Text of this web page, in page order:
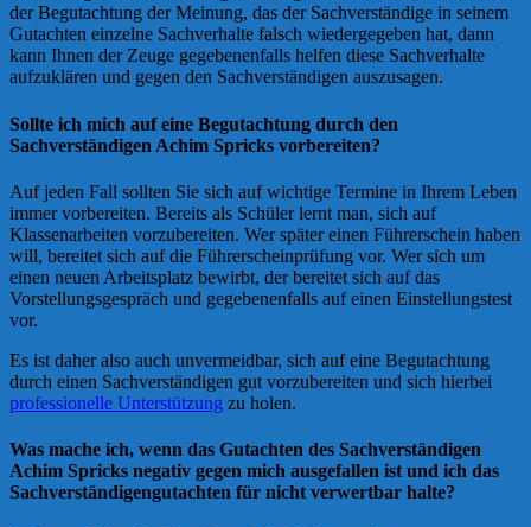
der Begutachtung der Meinung, das der Sachverständige in seinem
Gutachten einzelne Sachverhalte falsch wiedergegeben hat, dann
kann Ihnen der Zeuge gegebenenfalls helfen diese Sachverhalte
aufzuklären und gegen den Sachverständigen auszusagen.
Sollte ich mich auf eine Begutachtung durch den
Sachverständigen Achim Spricks vorbereiten?
Auf jeden Fall sollten Sie sich auf wichtige Termine in Ihrem Leben
immer vorbereiten. Bereits als Schüler lernt man, sich auf
Klassenarbeiten vorzubereiten. Wer später einen Führerschein haben
will, bereitet sich auf die Führerscheinprüfung vor. Wer sich um
einen neuen Arbeitsplatz bewirbt, der bereitet sich auf das
Vorstellungsgespräch und gegebenenfalls auf einen Einstellungstest
vor.
Es ist daher also auch unvermeidbar, sich auf eine Begutachtung
durch einen Sachverständigen gut vorzubereiten und sich hierbei
professionelle Unterstützung zu holen.
Was mache ich, wenn das Gutachten des Sachverständigen
Achim Spricks negativ gegen mich ausgefallen ist und ich das
Sachverständigengutachten für nicht verwertbar halte?